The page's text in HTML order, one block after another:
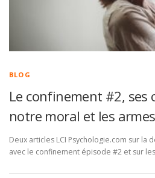
BLOG
Le confinement #2, ses
notre moral et les
Deux articles LCI Psychologie.com sur la
avec le confinement épisode #2 et sur